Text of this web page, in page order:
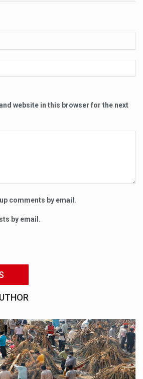
website in this browser for the next
comments by email.
by email.